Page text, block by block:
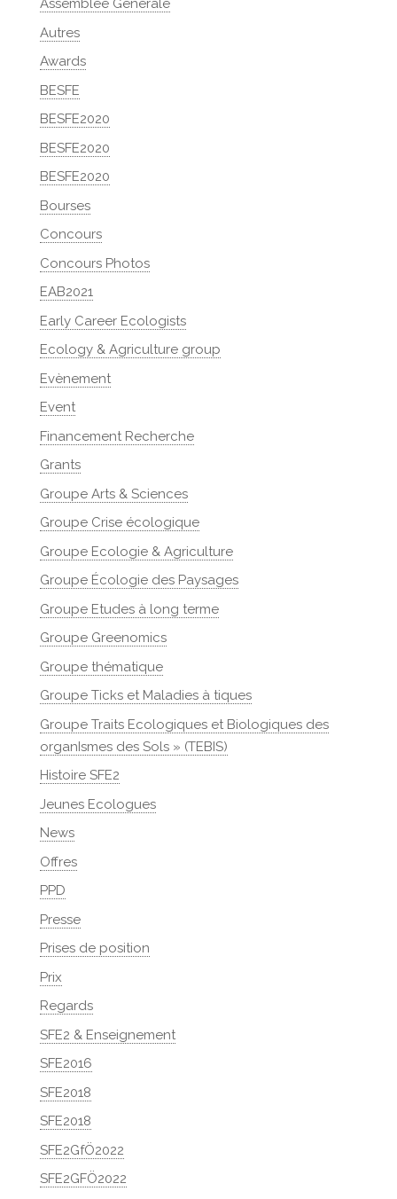
Assemblée Générale
Autres
Awards
BESFE
BESFE2020
BESFE2020
BESFE2020
Bourses
Concours
Concours Photos
EAB2021
Early Career Ecologists
Ecology & Agriculture group
Evènement
Event
Financement Recherche
Grants
Groupe Arts & Sciences
Groupe Crise écologique
Groupe Ecologie & Agriculture
Groupe Écologie des Paysages
Groupe Etudes à long terme
Groupe Greenomics
Groupe thématique
Groupe Ticks et Maladies à tiques
Groupe Traits Ecologiques et Biologiques des
organIsmes des Sols » (TEBIS)
Histoire SFE2
Jeunes Ecologues
News
Offres
PPD
Presse
Prises de position
Prix
Regards
SFE2 & Enseignement
SFE2016
SFE2018
SFE2018
SFE2GfÖ2022
SFE2GFÖ2022